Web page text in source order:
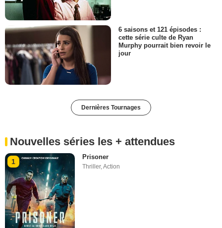
6 saisons et 121 épisodes :
cette série culte de Ryan
Murphy pourrait bien revoir le
jour
Dernières Tournages
Nouvelles séries les + attendues
1
Prisoner
Thriller,Action